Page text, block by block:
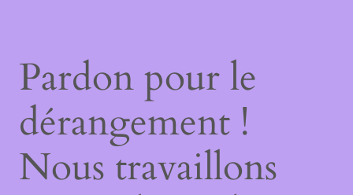
Pardon pour le
dérangement !
Nous travaillons